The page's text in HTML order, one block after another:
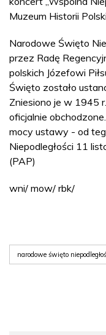
Muzeum Historii
Narodowe Święto
przez Radę
polskich Józefowi
Święto zostało
Zniesiono je w 1945
oficjalnie
mocy ustawy - od
Niepodległości 11
(PAP)
wni/ mow/ rbk/
narodowe święto